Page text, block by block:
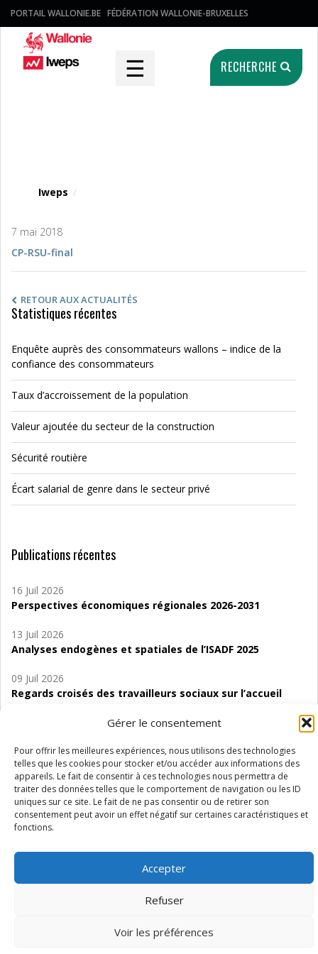
Gérer le consentement
Pour offrir les meilleures expériences, nous utilisons des technologies
telles que les cookies pour stocker et/ou accéder aux informations des
appareils. Le fait de consentir à ces technologies nous permettra de
traiter des données telles que le comportement de navigation ou les ID
uniques sur ce site. Le fait de ne pas consentir ou de retirer son
consentement peut avoir un effet négatif sur certaines caractéristiques et
fonctions.
Accepter
Refuser
Voir les préférences
PORTAIL WALLONIE.BE FÉDÉRATION WALLONIE-BRUXELLES
☰ RECHERCHE
Iweps /
7 mai 2018
CP-RSU-final
RETOUR AUX ACTUALITÉS
Statistiques récentes
Enquête auprès des consommateurs wallons – indice de la
confiance des consommateurs
Taux d’accroissement de la population
Valeur ajoutée du secteur de la construction
Sécurité routière
Écart salarial de genre dans le secteur privé
Publications récentes
16 Juil 2026
Perspectives économiques régionales 2026-2031
13 Juil 2026
Analyses endogènes et spatiales de l’ISADF 2025
09 Juil 2026
Regards croisés des travailleurs sociaux sur l’accueil
06 Juil 2026
Étude d’évaluabilité des Structures
d’accompagnement à l’autocréation d’emploi (SAACE)
01 Juil 2026
Pénurie du personnel infirmier :quels indicateurs
Wallonie ?
Vie privée Médiateur Accessibilité